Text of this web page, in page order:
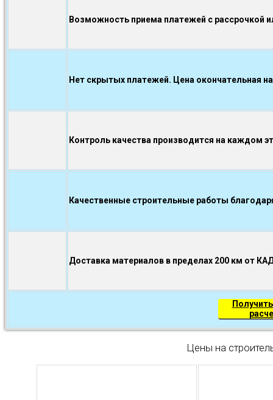
Возможность приема платежей с рассрочкой
Нет скрытых платежей. Цена окончательная
Контроль качества производится на каждом
Качественные строительные работы
Доставка материалов в пределах 200 км от
Цены на